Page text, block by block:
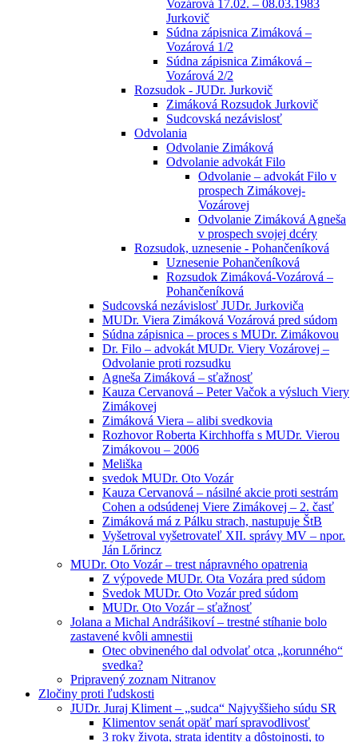
Vozárová 17.02. – 08.03.1983
Jurkovič
Súdna zápisnica Zimáková –
Vozárová 1/2
Súdna zápisnica Zimáková –
Vozárová 2/2
Rozsudok - JUDr. Jurkovič
Zimáková Rozsudok Jurkovič
Sudcovská nezávislosť
Odvolania
Odvolanie Zimáková
Odvolanie advokát Filo
Odvolanie – advokát Filo v
prospech Zimákovej-
Vozárovej
Odvolanie Zimáková Agneša
v prospech svojej dcéry
Rozsudok, uznesenie - Pohančeníková
Uznesenie Pohančeníková
Rozsudok Zimáková-Vozárová –
Pohančeníková
Sudcovská nezávislosť JUDr. Jurkoviča
MUDr. Viera Zimáková Vozárová pred súdom
Súdna zápisnica – proces s MUDr. Zimákovou
Dr. Filo – advokát MUDr. Viery Vozárovej –
Odvolanie proti rozsudku
Agneša Zimáková – sťažnosť
Kauza Cervanová – Peter Vačok a výsluch Viery
Zimákovej
Zimáková Viera – alibi svedkovia
Rozhovor Roberta Kirchhoffa s MUDr. Vierou
Zimákovou – 2006
Meliška
svedok MUDr. Oto Vozár
Kauza Cervanová – násilné akcie proti sestrám
Cohen a odsúdenej Viere Zimákovej – 2. časť
Zimáková má z Pálku strach, nastupuje ŠtB
Vyšetroval vyšetrovateľ XII. správy MV – npor.
Ján Lőrincz
MUDr. Oto Vozár – trest nápravného opatrenia
Z výpovede MUDr. Ota Vozára pred súdom
Svedok MUDr. Oto Vozár pred súdom
MUDr. Oto Vozár – sťažnosť
Jolana a Michal Andrášikoví – trestné stíhanie bolo
zastavené kvôli amnestii
Otec obvineného dal odvolať otca „korunného“
svedka?
Pripravený zoznam Nitranov
Zločiny proti ľudskosti
JUDr. Juraj Kliment – „sudca“ Najvyššieho súdu SR
Klimentov senát opäť marí spravodlivosť
3 roky života, strata identity a dôstojnosti, to